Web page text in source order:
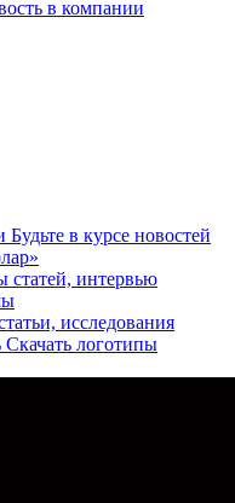
в компании
Будьте в курсе новостей
статей, интервью
исследования
Скачать логотипы